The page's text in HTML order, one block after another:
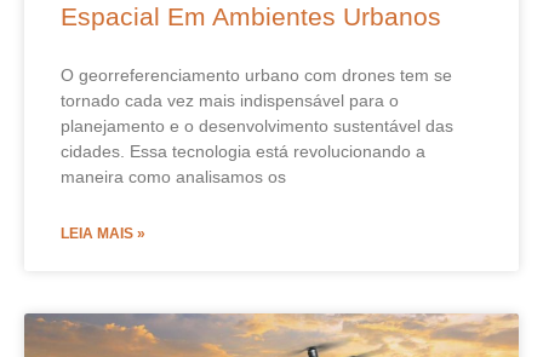
Espacial Em Ambientes Urbanos
O georreferenciamento urbano com drones tem se
tornado cada vez mais indispensável para o
planejamento e o desenvolvimento sustentável das
cidades. Essa tecnologia está revolucionando a
maneira como analisamos os
LEIA MAIS »